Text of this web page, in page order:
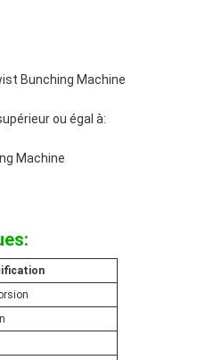
Bunching Machine
ou égal à:
Machine